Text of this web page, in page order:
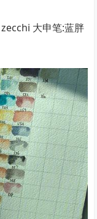
大申笔:蓝胖